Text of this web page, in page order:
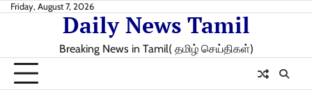
SkipFriday, August 7, 2026
Daily News Tamil
Breaking News in Tamil( தமிழ் செய்திகள்)